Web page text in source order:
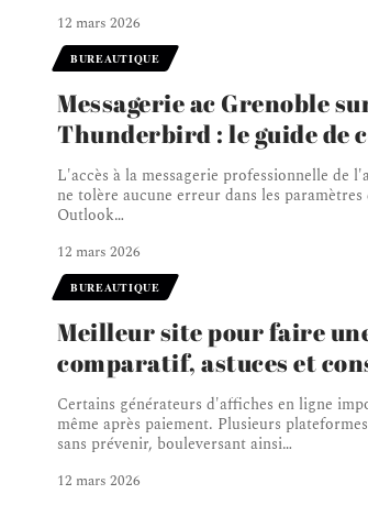
12 mars 2026
BUREAUTIQUE
Messagerie ac Grenoble
Thunderbird : le guide de
L'accès à la messagerie professionnelle de
ne tolère aucune erreur dans les
Outlook…
12 mars 2026
BUREAUTIQUE
Meilleur site pour faire
comparatif, astuces et
Certains générateurs d'affiches en ligne
même après paiement. Plusieurs
sans prévenir, bouleversant ainsi…
12 mars 2026